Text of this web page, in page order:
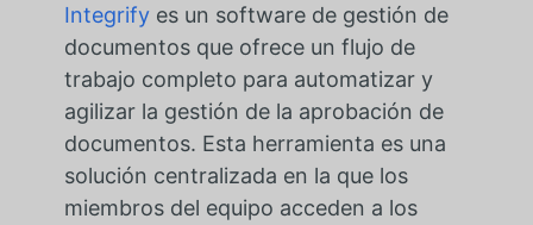
Integrifyes un software de gestión de
documentos que ofrece un flujo de
trabajo completo para automatizar y
agilizar la gestión de la aprobación de
documentos. Esta herramienta es una
solución centralizada en la que los
miembros del equipo acceden a los